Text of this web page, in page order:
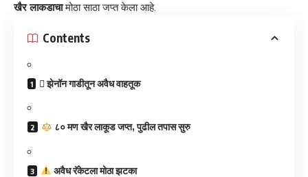
खैर लाकडाचामोठा साठा जप्त केला आहे.
Contents
​ झेनॉन गाडीतून अवैध वाहतूक
८० मण खैर लाकूड जप्त, पुढील तपास सुरु
अवैध रॅकेटला मोठा झटका